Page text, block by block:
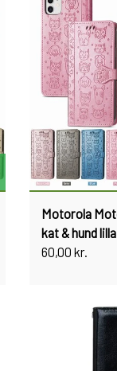
Motorola
kat & hund lilla
60,00 kr.